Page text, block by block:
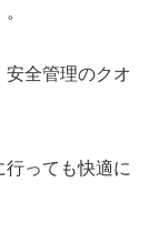
安全管理のクオ
っても快適に